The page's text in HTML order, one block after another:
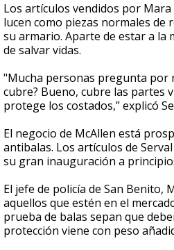
Los artículos vendidos por Mara
lucen como piezas normales de
su armario. Aparte de estar a la
de salvar vidas.
"Mucha personas pregunta por
cubre? Bueno, cubre las partes
protege los costados,” explicó
El negocio de McAllen está
antibalas. Los artículos de
su gran inauguración a
El jefe de policía de San Benito,
aquellos que estén en el
prueba de balas sepan que
protección viene con peso